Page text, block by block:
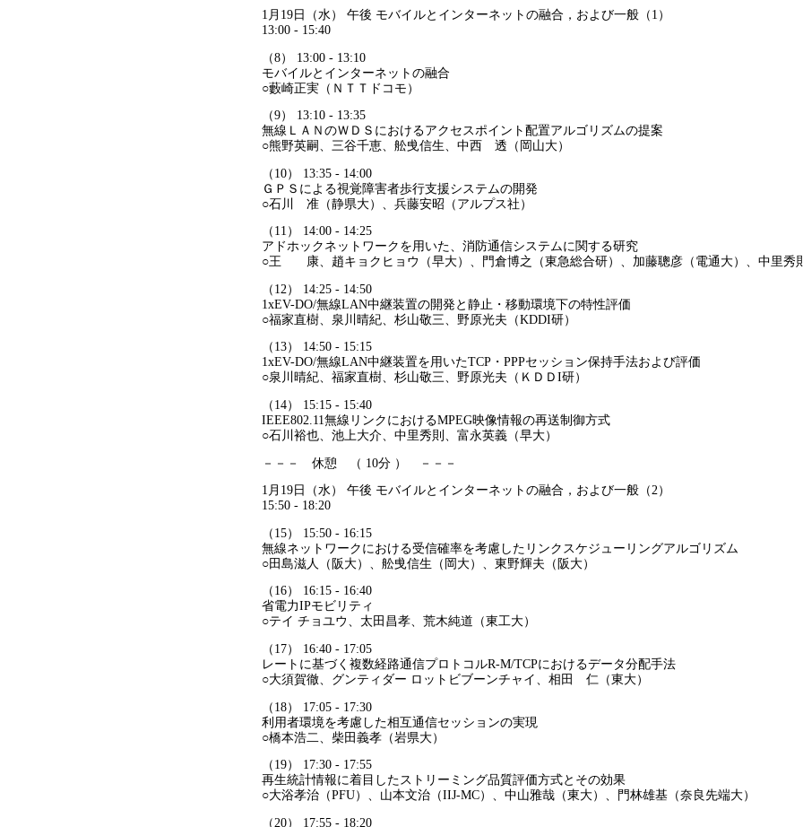
1月19日（水） 午後 モバイルとインターネットの融合，および一般（1）
13:00 - 15:40
（8） 13:00 - 13:10
モバイルとインターネットの融合
○藪崎正実（ＮＴＴドコモ）
（9） 13:10 - 13:35
無線ＬＡＮのＷＤＳにおけるアクセスポイント配置アルゴリズムの提案
○熊野英嗣、三谷千恵、舩曵信生、中西 透（岡山大）
（10） 13:35 - 14:00
ＧＰＳによる視覚障害者歩行支援システムの開発
○石川 准（静県大）、兵藤安昭（アルプス社）
（11） 14:00 - 14:25
アドホックネットワークを用いた、消防通信システムに関する研究
○王 康、趙キョクヒョウ（早大）、門倉博之（東急総合研）、加藤聰彦（電通大）、中里秀
（12） 14:25 - 14:50
1xEV-DO/無線LAN中継装置の開発と静止・移動環境下の特性評価
○福家直樹、泉川晴紀、杉山敬三、野原光夫（KDDI研）
（13） 14:50 - 15:15
1xEV-DO/無線LAN中継装置を用いたTCP・PPPセッション保持手法および評価
○泉川晴紀、福家直樹、杉山敬三、野原光夫（ＫＤＤI研）
（14） 15:15 - 15:40
IEEE802.11無線リンクにおけるMPEG映像情報の再送制御方式
○石川裕也、池上大介、中里秀則、富永英義（早大）
－－－ 休憩 （ 10分 ） －－－
1月19日（水） 午後 モバイルとインターネットの融合，および一般（2）
15:50 - 18:20
（15） 15:50 - 16:15
無線ネットワークにおける受信確率を考慮したリンクスケジューリングアルゴリズム
○田島滋人（阪大）、舩曵信生（岡大）、東野輝夫（阪大）
（16） 16:15 - 16:40
省電力IPモビリティ
○テイ チョユウ、太田昌孝、荒木純道（東工大）
（17） 16:40 - 17:05
レートに基づく複数経路通信プロトコルR-M/TCPにおけるデータ分配手法
○大須賀徹、グンティダー ロットビブーンチャイ、相田 仁（東大）
（18） 17:05 - 17:30
利用者環境を考慮した相互通信セッションの実現
○橋本浩二、柴田義孝（岩県大）
（19） 17:30 - 17:55
再生統計情報に着目したストリーミング品質評価方式とその効果
○大浴孝治（PFU）、山本文治（IIJ-MC）、中山雅哉（東大）、門林雄基（奈良先端大）
（20） 17:55 - 18:20